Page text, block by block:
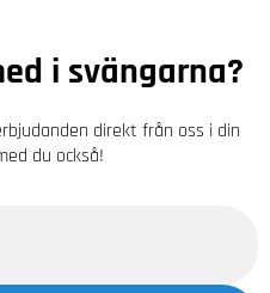
i svängarna?
direkt från oss i din
du också!